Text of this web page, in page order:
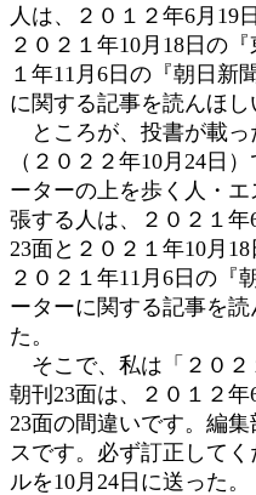
人は、２０１２年6月19
２０２１年10月18日の
１年11月6日の『朝日新
に関する記事を読んほし
ところが、投書が載っ
（２０２２年10月24日
ーターの上を歩く人・
張する人は、２０２１年
23面と２０２１年10月
２０２１年11月6日の『
ーターに関する記事を
た。
そこで、私は「２０２
朝刊23面は、２０１２
23面の間違いです。編
スです。必ず訂正して
ルを10月24日に送った。